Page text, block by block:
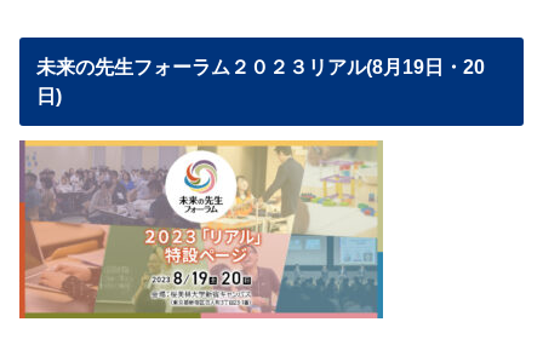
未来の先生フォーラム２０２３リアル(8月19日・20
日)